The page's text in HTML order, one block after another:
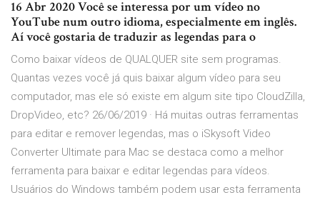
16 Abr 2020 Você se interessa por um vídeo no
YouTube num outro idioma, especialmente em inglês.
Aí você gostaria de traduzir as legendas para o
Como baixar vídeos de QUALQUER site sem programas.
Quantas vezes você já quis baixar algum vídeo para seu
computador, mas ele só existe em algum site tipo CloudZilla,
DropVideo, etc? 26/06/2019 · Há muitas outras ferramentas
para editar e remover legendas, mas o iSkysoft Video
Converter Ultimate para Mac se destaca como a melhor
ferramenta para baixar e editar legendas para vídeos.
Usuários do Windows também podem usar esta ferramenta